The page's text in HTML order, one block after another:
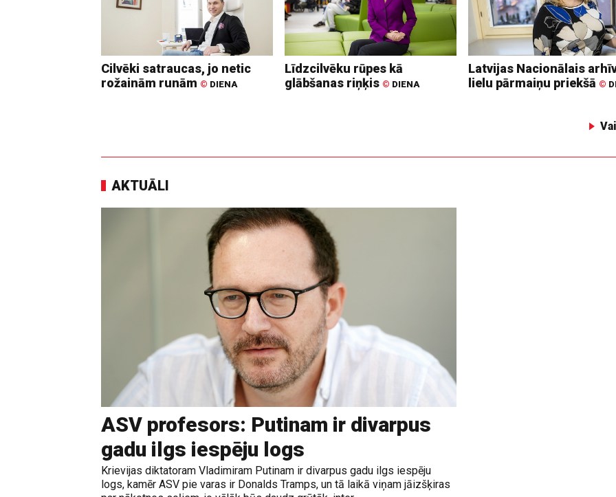
Cilvēki satraucas, jo netic
rožainām runām © DIENA
Līdzcilvēku rūpes kā
glābšanas riņķis © DIENA
Latvijas Nacionālais
lielu pārmaiņu priekšā ©
AKTUĀLI
ASV profesors: Putinam ir divarpus
gadu ilgs iespēju logs
Krievijas diktatoram Vladimiram Putinam ir divarpus gadu ilgs iespēju
logs, kamēr ASV pie varas ir Donalds Tramps, un tā laikā viņam jāizšķiras